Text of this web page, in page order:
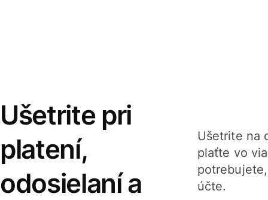
Ušetrite pri
platení,
odosielaní a
Ušetrite na
plaťte vo
účte.